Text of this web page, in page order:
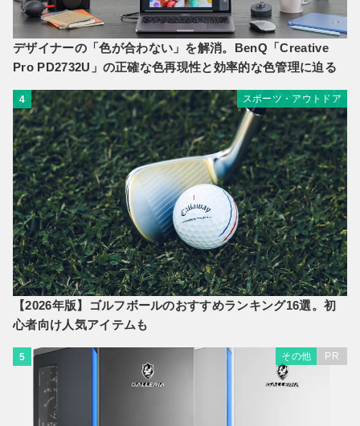
デザイナーの「色が合わない」を解消。BenQ「Creative
Pro PD2732U」の正確な色再現性と効率的な色管理に迫る
4 スポーツ・アウトドア
【2026年版】ゴルフボールのおすすめランキング16選。初
心者向け人気アイテムも
5 その他 PR